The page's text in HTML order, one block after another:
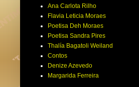
Ana Carlota Rilho
Flavia Leticia Moraes
Poetisa Deh Moraes
Poetisa Sandra Pires
Thalía Bagatoli Weiland
Contos
Denize Azevedo
Margarida Ferreira